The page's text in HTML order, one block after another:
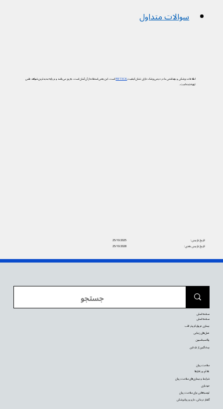
سوالات متداول
اطلاعات پزشکی و بهداشتی ما در دیجی‌پزشک دارای نشان کیفیتPIF TICKاست. این یعنی استفاده از آن آسان است، به‌روز می‌باشد و بر پایه جدیدترین شواهد علمی
تهیه شده است.
25/10/2025
تاریخ بازبینی:
25/10/2028
تاریخ بازبینی بعدی:
سلامت روان
علائم و رفتارها
شرایط و بیماری‌های سلامت روان
خودیاری
توصیه‌‌هایی برای سلامت روان
گفتار درمانی، دارو و روانپزشکی
صفحه اصلی
صفحه اصلی
بیماری عروق کرونر قلب
عمل‌های زیبایی
واکسیناسیون
پیشگیری از بارداری